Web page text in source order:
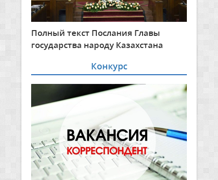
Полный текст Послания Главы
государства народу Казахстана
Конкурс